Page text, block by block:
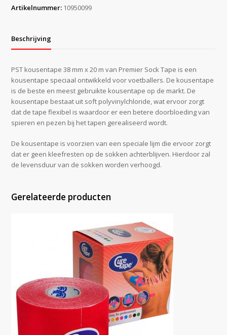
wit
Artikelnummer: 10950099
Beschrijving
PST kousentape 38 mm x 20 m van Premier Sock Tape is een
kousentape speciaal ontwikkeld voor voetballers. De kousentape
is de beste en meest gebruikte kousentape op de markt. De
kousentape bestaat uit soft polyvinylchloride, wat ervoor zorgt
dat de tape flexibel is waardoor er een betere doorbloeding van
spieren en pezen bij het tapen gerealiseerd wordt.
De kousentape is voorzien van een speciale lijm die ervoor zorgt
dat er geen kleefresten op de sokken achterblijven. Hierdoor zal
de levensduur van de sokken worden verhoogd.
Gerelateerde producten